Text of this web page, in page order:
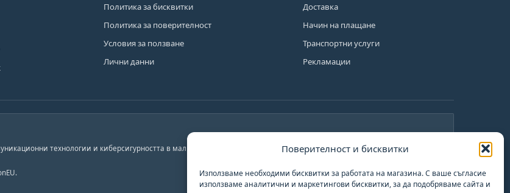
Поверителност и бисквитки
Използваме необходими бисквитки за работата на магазина. С ваше съгласие
използваме аналитични и маркетингови бисквитки, за да подобряваме сайта и
Политика за бисквитки
Политика за поверителност
Условия за ползване
Лични данни
Доставка
Начин на плащане
Транспортни услуги
Рекламации
технологии и киберсигурността в малките и средните
План за възстановяване и